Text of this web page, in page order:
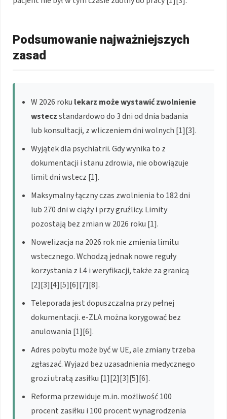
Podsumowanie najważniejszych
zasad
W 2026 roku lekarz może wystawić zwolnienie
wsteczstandardowo do 3 dni od dnia badania
lub konsultacji, z wliczeniem dni wolnych [1][3].
Wyjątek dla psychiatrii. Gdy wynika to z
dokumentacji i stanu zdrowia, nie obowiązuje
limit dni wstecz [1].
Maksymalny łączny czas zwolnienia to 182 dni
lub 270 dni w ciąży i przy gruźlicy. Limity
pozostają bez zmian w 2026 roku [1].
Nowelizacja na 2026 rok nie zmienia limitu
wstecznego. Wchodzą jednak nowe reguły
korzystania z L4 i weryfikacji, także za granicą
[2][3][4][5][6][7][8].
Teleporada jest dopuszczalna przy pełnej
dokumentacji. e-ZLA można korygować bez
anulowania [1][6].
Adres pobytu może być w UE, ale zmiany trzeba
zgłaszać. Wyjazd bez uzasadnienia medycznego
grozi utratą zasiłku [1][2][3][5][6].
Reforma przewiduje m.in. możliwość 100
procent zasiłku i 100 procent wynagrodzenia